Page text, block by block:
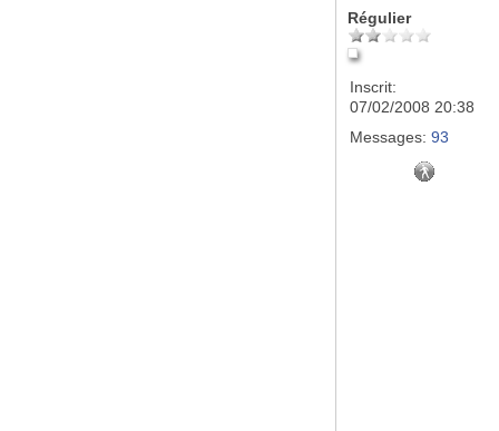
Régulier
Inscrit:
07/02/2008 20:38
Messages: 93